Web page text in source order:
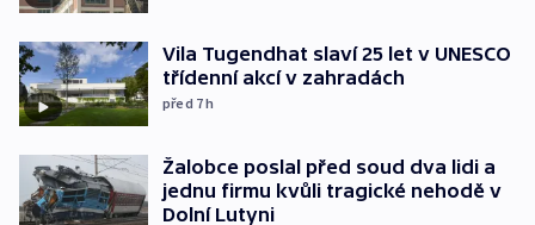
Vila Tugendhat slaví 25 let v UNESCO
třídenní akcí v zahradách
před 7h
Žalobce poslal před soud dva lidi a
jednu firmu kvůli tragické nehodě v
Dolní Lutyni